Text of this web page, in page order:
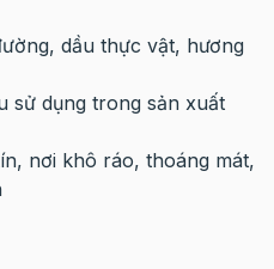
dầu thực vật, hương
sử dụng trong sản xuất
nơi khô ráo, thoáng mát,